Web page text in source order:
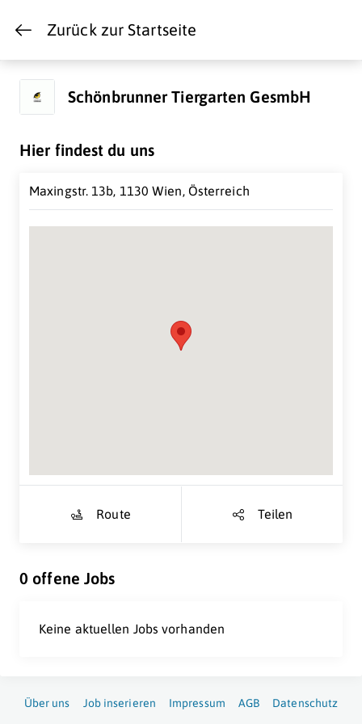
Zurück zur Startseite
Schönbrunner Tiergarten GesmbH
Hier findest du uns
Maxingstr. 13b, 1130 Wien, Österreich
Route Teilen
0 offene Jobs
Keine aktuellen Jobs vorhanden
Über uns Job inserieren Impressum AGB Datenschutz